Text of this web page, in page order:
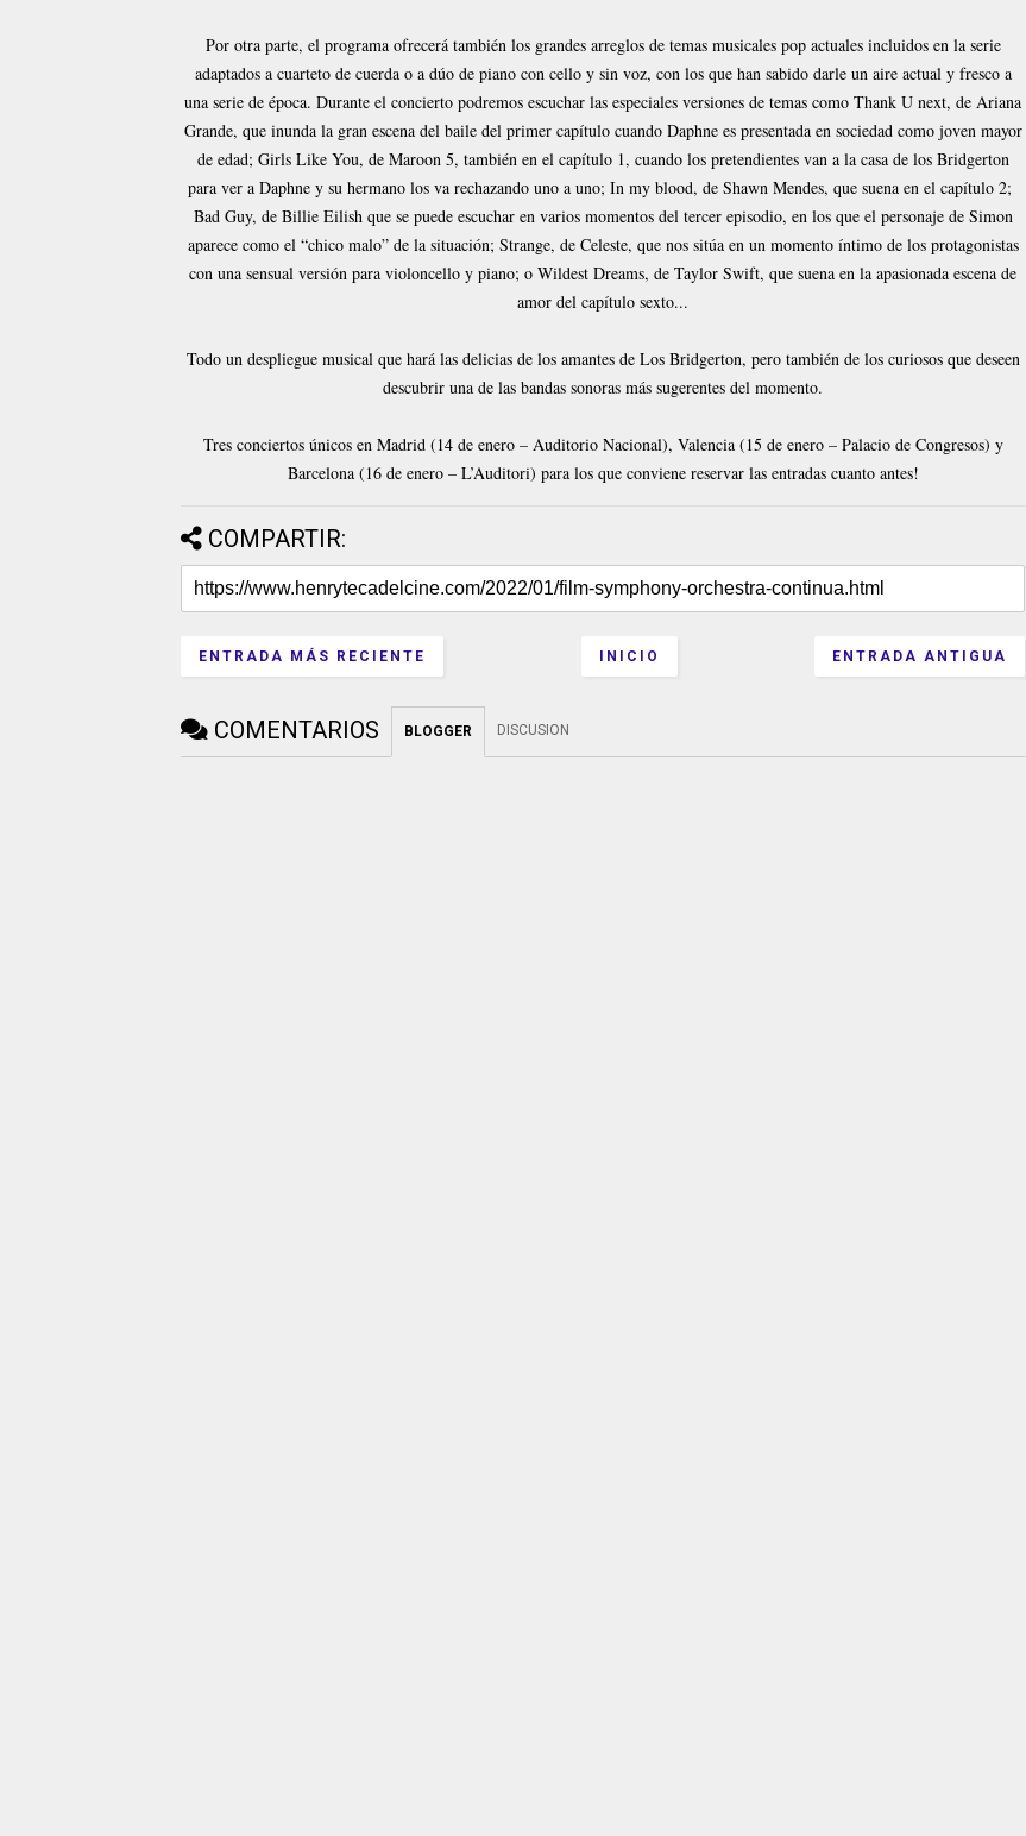
Por otra parte, el programa ofrecerá también los grandes arreglos de temas musicales pop actuales incluidos en la serie
adaptados a cuarteto de cuerda o a dúo de piano con cello y sin voz, con los que han sabido darle un aire actual y fresco a
una serie de época. Durante el concierto podremos escuchar las especiales versiones de temas como Thank U next, de Ariana
Grande, que inunda la gran escena del baile del primer capítulo cuando Daphne es presentada en sociedad como joven mayor
de edad; Girls Like You, de Maroon 5, también en el capítulo 1, cuando los pretendientes van a la casa de los Bridgerton
para ver a Daphne y su hermano los va rechazando uno a uno; In my blood, de Shawn Mendes, que suena en el capítulo 2;
Bad Guy, de Billie Eilish que se puede escuchar en varios momentos del tercer episodio, en los que el personaje de Simon
aparece como el “chico malo” de la situación; Strange, de Celeste, que nos sitúa en un momento íntimo de los protagonistas
con una sensual versión para violoncello y piano; o Wildest Dreams, de Taylor Swift, que suena en la apasionada escena de
amor del capítulo sexto...
Todo un despliegue musical que hará las delicias de los amantes de Los Bridgerton, pero también de los curiosos que deseen
descubrir una de las bandas sonoras más sugerentes del momento.
Tres conciertos únicos en Madrid (14 de enero – Auditorio Nacional), Valencia (15 de enero – Palacio de Congresos) y
Barcelona (16 de enero – L’Auditori) para los que conviene reservar las entradas cuanto antes!
COMPARTIR:
ENTRADA MÁS RECIENTE ENTRADA ANTIGUA
INICIO
COMENTARIOS BLOGGER DISCUSION